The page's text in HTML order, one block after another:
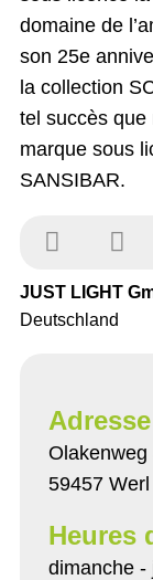
domaine de
son 25e
la collection
tel succès que
marque sous
SANSIBAR.
JUST LIGHT
Deutschland
Olakenweg
59457 Werl
Heures
dimanche -